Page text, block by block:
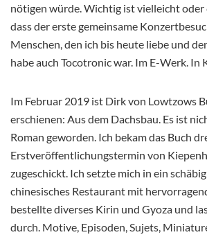
nötigen würde. Wichtig ist vielleicht oder
dass der erste gemeinsame
Menschen, den ich bis heute liebe und
habe auch Tocotronic war. Im E-Werk. In
Im Februar 2019 ist Dirk von Lowtzows
erschienen: Aus dem Dachsbau. Es ist
Roman geworden. Ich bekam das Buch
Erstveröffentlichungstermin von
zugeschickt. Ich setzte mich in ein
chinesisches Restaurant mit
bestellte diverses Kirin und Gyoza und
durch. Motive, Episoden, Sujets,